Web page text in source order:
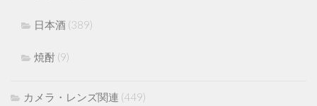
日本酒 (389)
焼酎 (9)
カメラ・レンズ関連 (449)